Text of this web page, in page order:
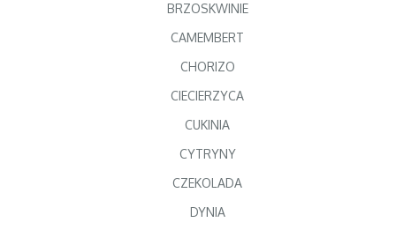
BRZOSKWINIE
CAMEMBERT
CHORIZO
CIECIERZYCA
CUKINIA
CYTRYNY
CZEKOLADA
DYNIA